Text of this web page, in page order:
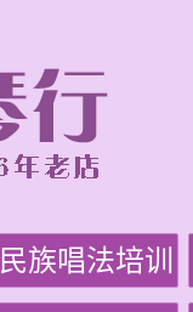
民族唱法培训